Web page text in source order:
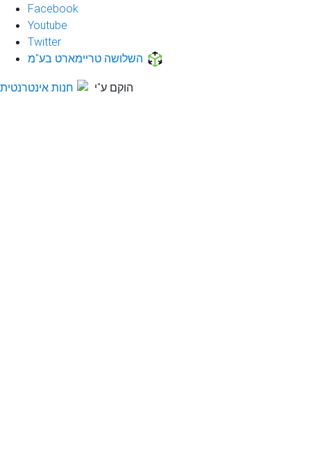
Facebook
Youtube
Twitter
השלושה טריימארט בע"מ
הוקם ע"י חנות אינטרנטית